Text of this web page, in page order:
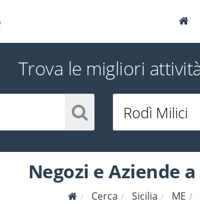
Trova le migliori
Negozi e Aziende
Cerca Sicilia ME